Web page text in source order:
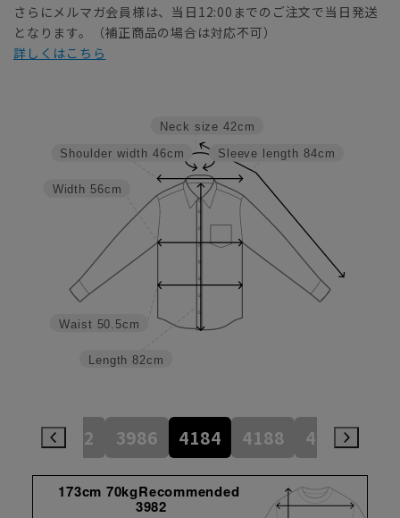
さらにメルマガ会員様は、当日12:00までのご注文で当日発送
となります。（補正商品の場合は対応不可）
詳しくはこちら
Sleeve length 84cm
Neck size 42cm
Length 82cm
Waist 50.5cm
Width 56cm
Shoulder width 46cm
3982 3986 4184 4188 4386
173cm 70kgRecommended
3982